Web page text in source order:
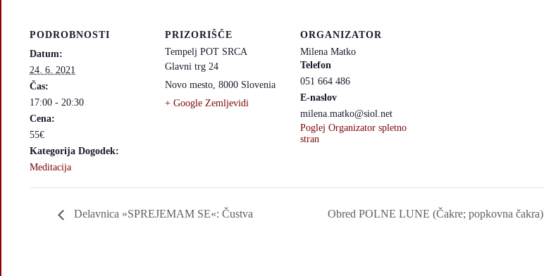
PODROBNOSTI
Datum:
24. 6. 2021
Čas:
17:00 - 20:30
Cena:
55€
Kategorija Dogodek:
Meditacija
PRIZORIŠČE
Tempelj POT SRCA
Glavni trg 24
Novo mesto, 8000 Slovenia
+ Google Zemljevidi
ORGANIZATOR
Milena Matko
Telefon
051 664 486
E-naslov
milena.matko@siol.net
Poglej Organizator spletno
stran
Delavnica »SPREJEMAM SE«: Čustva Obred POLNE LUNE (Čakre; popkovna čakra)